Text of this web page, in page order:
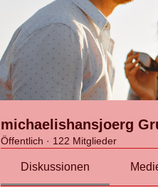
michaelishansjoerg
Öffentlich · 122 Mitglieder
Diskussionen